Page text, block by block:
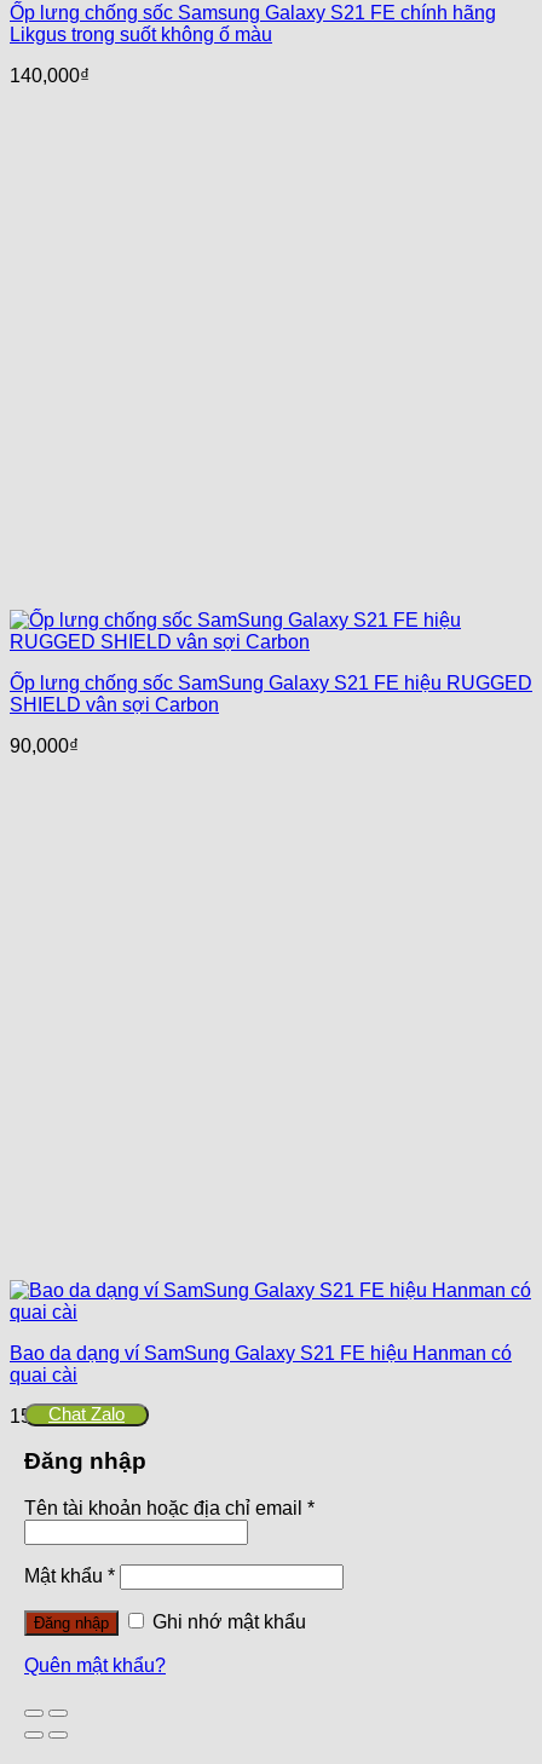
Ốp lưng chống sốc Samsung Galaxy S21 FE chính hãng
Likgus trong suốt không ố màu
140,000₫
Ốp lưng chống sốc SamSung Galaxy S21 FE hiệu RUGGED
SHIELD vân sợi Carbon
90,000₫
Bao da dạng ví SamSung Galaxy S21 FE hiệu Hanman có
quai cài
150,000₫
Chat Zalo
Đăng nhập
Tên tài khoản hoặc địa chỉ email *
Mật khẩu *
Đăng nhập Ghi nhớ mật khẩu
Quên mật khẩu?